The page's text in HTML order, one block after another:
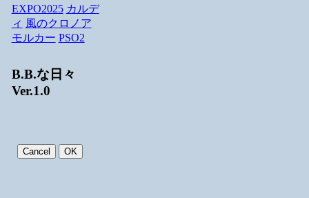
EXPO2025 カルデ
ィ 風のクロノア
モルカー PSO2
B.B.な日々
Ver.1.0